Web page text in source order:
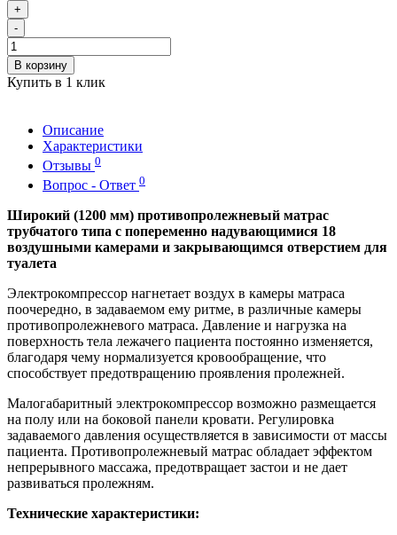
+
-
В корзину
Купить в 1 клик
Описание
Характеристики
Отзывы 0
Вопрос - Ответ 0
Широкий (1200 мм) противопролежневый матрас
трубчатого типа с попеременно надувающимися 18
воздушными камерами и закрывающимся отверстием для
туалета
Электрокомпрессор нагнетает воздух в камеры матраса
поочередно, в задаваемом ему ритме, в различные камеры
противопролежневого матраса. Давление и нагрузка на
поверхность тела лежачего пациента постоянно изменяется,
благодаря чему нормализуется кровообращение, что
способствует предотвращению проявления пролежней.
Малогабаритный электрокомпрессор возможно размещается
на полу или на боковой панели кровати. Регулировка
задаваемого давления осуществляется в зависимости от массы
пациента. Противопролежневый матрас обладает эффектом
непрерывного массажа, предотвращает застои и не дает
развиваться пролежням.
Технические характеристики: